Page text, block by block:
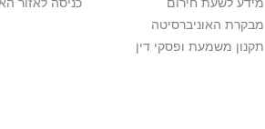
מבקרת האוניברסיטה
תקנון משמעת ופסקי דין